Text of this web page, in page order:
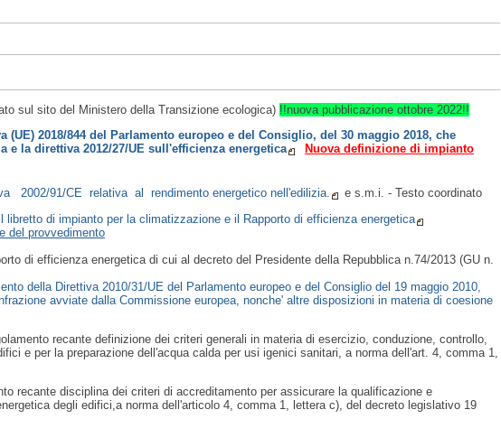
sul sito del Ministero della Transizione ecologica) !!nuova pubblicazione ottobre 2022!!
(UE) 2018/844 del Parlamento europeo e del Consiglio, del 30 maggio 2018, che
la direttiva 2012/27/UE sull'efficienza energetica
Nuova definizione di impianto
2002/91/CE relativa al rendimento energetico nell'edilizia.
e s.m.i. - Testo coordinato
di impianto per la climatizzazione e il Rapporto di efficienza energetica
del provvedimento
di efficienza energetica di cui al decreto del Presidente della Repubblica n.74/2013 (GU n.
della Direttiva 2010/31/UE del Parlamento europeo e del Consiglio del 19 maggio 2010,
avviate dalla Commissione europea, nonche' altre disposizioni in materia di coesione
recante definizione dei criteri generali in materia di esercizio, conduzione, controllo,
e per la preparazione dell'acqua calda per usi igenici sanitari, a norma dell'art. 4, comma 1,
recante disciplina dei criteri di accreditamento per assicurare la qualificazione e
degli edifici,a norma dell'articolo 4, comma 1, lettera c), del decreto legislativo 19